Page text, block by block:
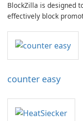
BlockZilla is designed
effectively block
advertisements across
websites such as
Twitter, Reddit, and
counter easy